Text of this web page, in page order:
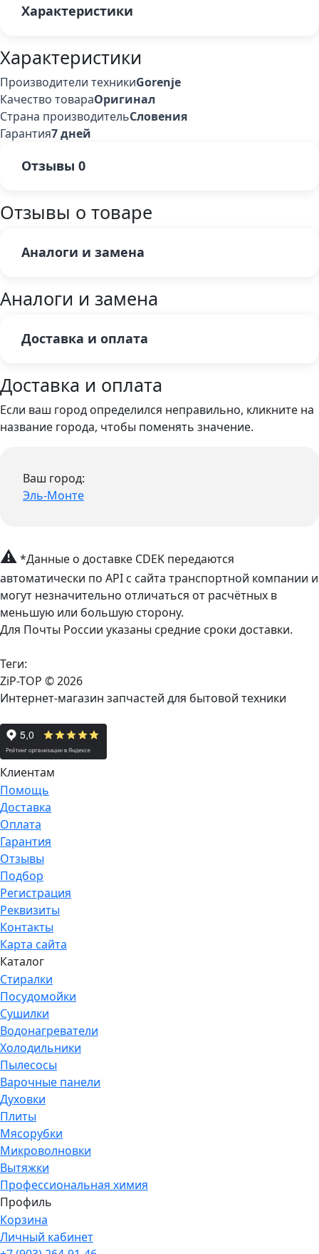
Характеристики
Характеристики
Производители техникиGorenje
Качество товараОригинал
Страна производительСловения
Гарантия7 дней
Отзывы 0
Отзывы о товаре
Аналоги и замена
Аналоги и замена
Доставка и оплата
Доставка и оплата
Если ваш город определился неправильно, кликните на
название города, чтобы поменять значение.
Ваш город:
Эль-Монте
⚠*Данные о доставке CDEK передаются
автоматически по API с сайта транспортной компании и
могут незначительно отличаться от расчётных в
меньшую или большую сторону.
Для Почты России указаны средние сроки доставки.
Теги:
ZiP-TOP © 2026
Интернет-магазин запчастей для бытовой техники
Клиентам
Помощь
Доставка
Оплата
Гарантия
Отзывы
Подбор
Регистрация
Реквизиты
Контакты
Карта сайта
Каталог
Стиралки
Посудомойки
Сушилки
Водонагреватели
Холодильники
Пылесосы
Варочные панели
Духовки
Плиты
Мясорубки
Микроволновки
Вытяжки
Профессиональная химия
Профиль
Корзина
Личный кабинет